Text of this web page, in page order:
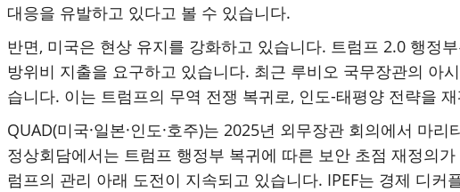
대응을 유발하고 있다고 볼 수 있습니다.
반면, 미국은 현상 유지를 강화하고 있습니다. 트럼프 2.0 행정
방위비 지출을 요구하고 있습니다. 최근 루비오 국무장관의 아
습니다. 이는 트럼프의 무역 전쟁 복귀로, 인도-태평양 전략을
QUAD(미국·일본·인도·호주)는 2025년 외무장관 회의에서 마
정상회담에서는 트럼프 행정부 복귀에 따른 보안 초점 재정의
럼프의 관리 아래 도전이 지속되고 있습니다. IPEF는 경제 디